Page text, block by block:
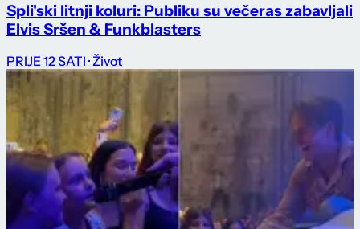
Spli'ski litnji koluri: Publiku su večeras zabavljali
Elvis Sršen & Funkblasters
PRIJE 12 SATI · Život